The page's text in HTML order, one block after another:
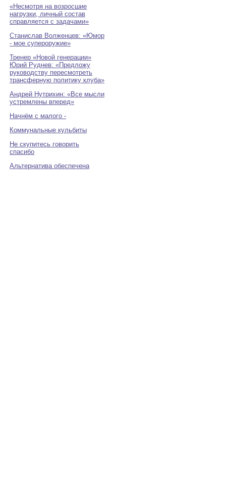
«Несмотря на возросшие
нагрузки, личный состав
справляется с задачами»
Станислав Волженцев: «Юмор
- мое супероружие»
Тренер «Новой генерации»
Юрий Руднев: «Предложу
руководству пересмотреть
трансферную политику клуба»
Андрей Нутрихин: «Все мысли
устремлены вперед»
Начнём с малого -
Коммунальные кульбиты
Не скупитесь говорить
спасибо
Альтернатива обеспечена